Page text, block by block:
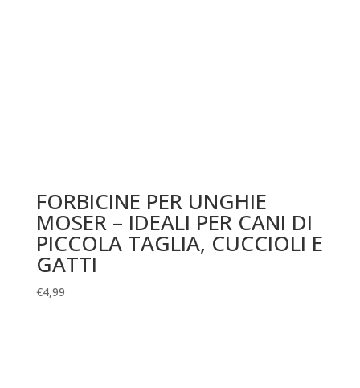
FORBICINE PER UNGHIE
MOSER – IDEALI PER CANI DI
PICCOLA TAGLIA, CUCCIOLI E
GATTI
€4,99